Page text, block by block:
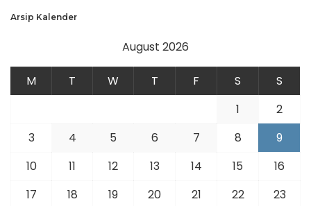
Arsip Kalender
August 2026
M T W T F S
S
1
2
3
4 5 6 7 8
9
10
11 12 13 14 15
16
17
18 19 20 21 22
23